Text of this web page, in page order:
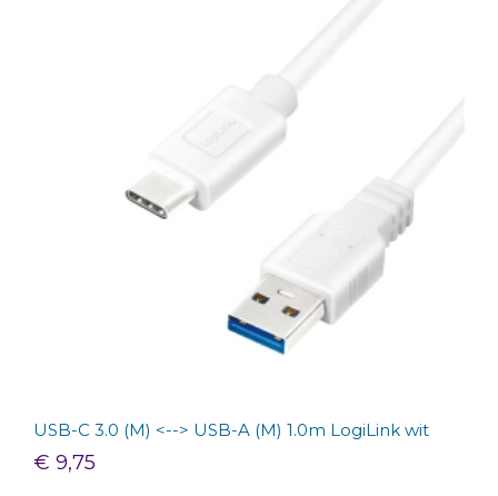
USB-C 3.0 (M) <--> USB-A (M) 1.0m LogiLink wit
€ 9,75